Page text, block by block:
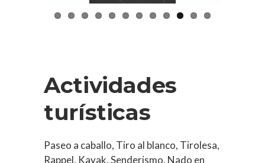
Actividades
turísticas
Paseo a caballo, Tiro al blanco, Tirolesa,
Rappel, Kayak, Senderismo, Nado en